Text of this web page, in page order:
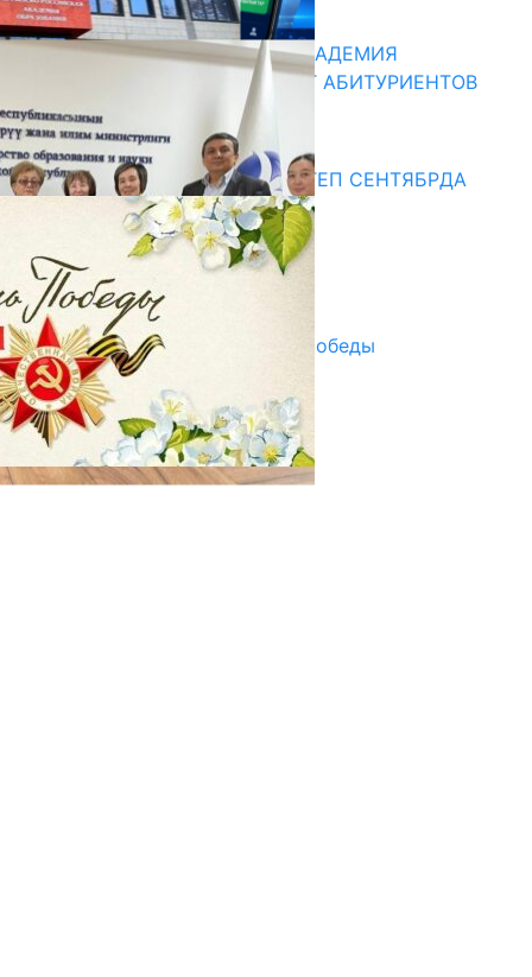
13.07.2026
КЫРГЫЗКО-РОССИЙСКАЯ АКАДЕМИЯ
ОБРАЗОВАНИЯ ПРИГЛАШАЕТ АБИТУРИЕНТОВ
10.07.2026
Медиа
СУЗАКТА 750 ОРУНДУУ МЕКТЕП СЕНТЯБРДА
ПАЙДАЛАНУУГА БЕРИЛЕТ
07.08.2025
Улуу Жеңиштин жандуу сөзү
29.04.2025
Награды в преддверии Дня Победы
29.04.2025